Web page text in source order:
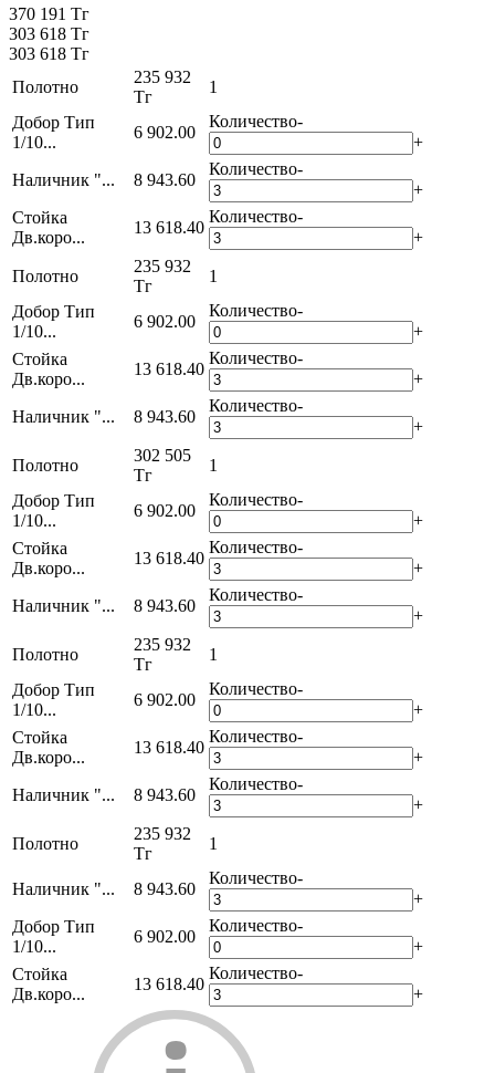
370 191 Тг
303 618 Тг
303 618 Тг
Полотно
235 932
Тг
1
Добор Тип
1/10...
6 902.00
Количество-
+
Наличник "...
8 943.60
Количество-
+
Стойка
Дв.коро...
13 618.40
Количество-
+
Полотно
235 932
Тг
1
Добор Тип
1/10...
6 902.00
Количество-
+
Стойка
Дв.коро...
13 618.40
Количество-
+
Наличник "...
8 943.60
Количество-
+
Полотно
302 505
Тг
1
Добор Тип
1/10...
6 902.00
Количество-
+
Стойка
Дв.коро...
13 618.40
Количество-
+
Наличник "...
8 943.60
Количество-
+
Полотно
235 932
Тг
1
Добор Тип
1/10...
6 902.00
Количество-
+
Стойка
Дв.коро...
13 618.40
Количество-
+
Наличник "...
8 943.60
Количество-
+
Полотно
235 932
Тг
1
Наличник "... 8 943.60
Количество-
+
Добор Тип
1/10...
6 902.00
Количество-
+
Стойка
Дв.коро...
13 618.40
Количество-
+